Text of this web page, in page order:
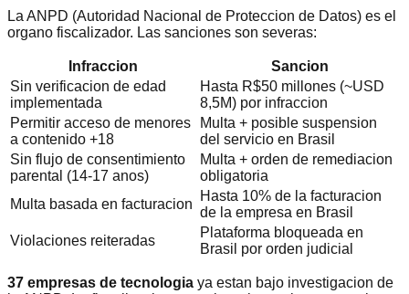
La ANPD (Autoridad Nacional de Proteccion de Datos) es el
organo fiscalizador. Las sanciones son severas:
Infraccion
Sancion
Sin verificacion de edad
implementada
Hasta R$50 millones (~USD
8,5M) por infraccion
Permitir acceso de menores
a contenido +18
Multa + posible suspension
del servicio en Brasil
Sin flujo de consentimiento
parental (14-17 anos)
Multa + orden de remediacion
obligatoria
Multa basada en facturacion
Hasta 10% de la facturacion
de la empresa en Brasil
Violaciones reiteradas
Plataforma bloqueada en
Brasil por orden judicial
37 empresas de tecnologia ya estan bajo investigacion de